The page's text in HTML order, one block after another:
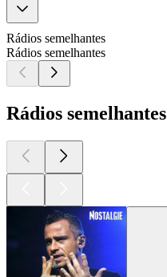
Rádios semelhantes
Rádios semelhantes
Rádios semelhantes